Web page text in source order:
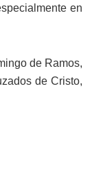
en
de Ramos,
de Cristo,